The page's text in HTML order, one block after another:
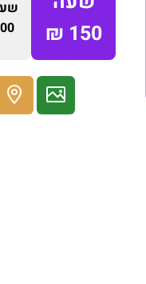
150 ₪
₪